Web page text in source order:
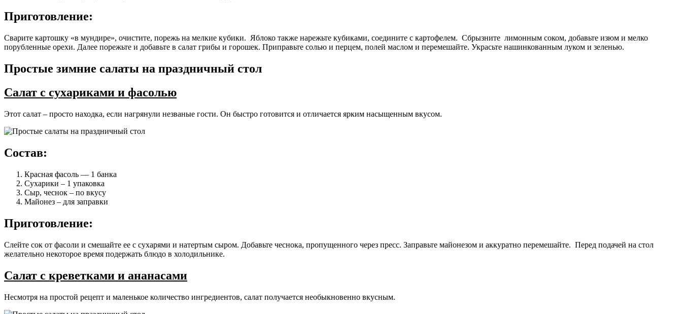
Приготовление:
Сварите картошку «в мундире», очистите, порежь на мелкие кубики. Яблоко также нарежьте кубиками, соедините с картофелем. Сбрызните лимонным соком, добавьте изюм и мелко
порубленные орехи. Далее порежьте и добавьте в салат грибы и горошек. Приправьте солью и перцем, полей маслом и перемешайте. Украсьте нашинкованным луком и зеленью.
Простые зимние салаты на праздничный стол
Салат с сухариками и фасолью
Этот салат – просто находка, если нагрянули незваные гости. Он быстро готовится и отличается ярким насыщенным вкусом.
Состав:
Красная фасоль — 1 банка
Сухарики – 1 упаковка
Сыр, чеснок – по вкусу
Майонез – для заправки
Приготовление:
Слейте сок от фасоли и смешайте ее с сухарями и натертым сыром. Добавьте чеснока, пропущенного через пресс. Заправьте майонезом и аккуратно перемешайте. Перед подачей на стол
желательно некоторое время подержать блюдо в холодильнике.
Салат с креветками и ананасами
Несмотря на простой рецепт и маленькое количество ингредиентов, салат получается необыкновенно вкусным.